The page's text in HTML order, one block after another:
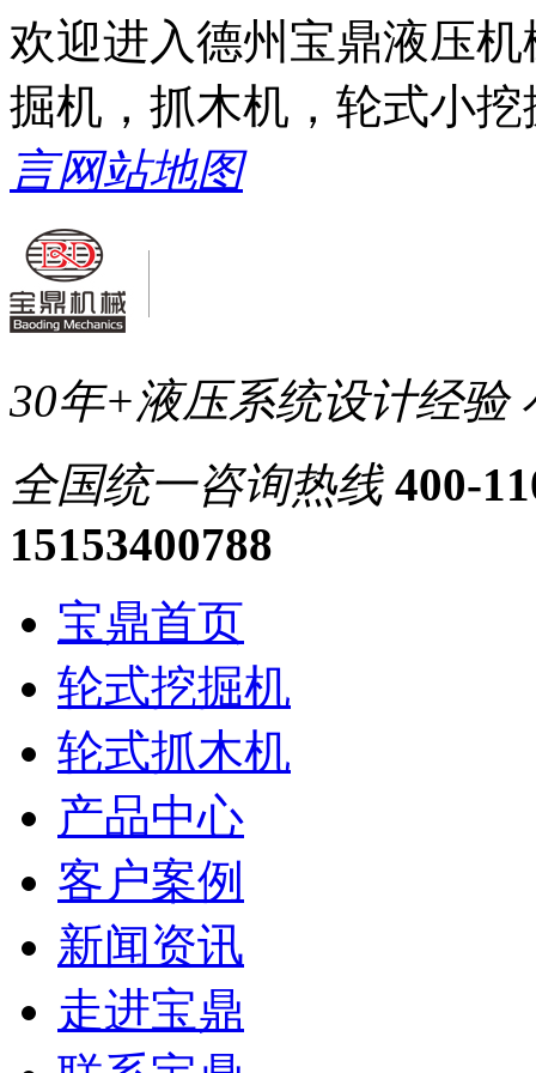
欢迎进入德州宝鼎液压
掘机，抓木机，轮式小
言网站地图
30年+液压系统设计经验
全国统一咨询热线 400-
15153400788
宝鼎首页
轮式挖掘机
轮式抓木机
产品中心
客户案例
新闻资讯
走进宝鼎